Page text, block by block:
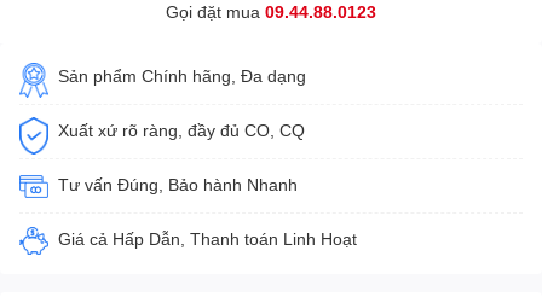
Gọi đặt mua 09.44.88.0123
Sản phẩm Chính hãng, Đa dạng
Xuất xứ rõ ràng, đầy đủ CO, CQ
Tư vấn Đúng, Bảo hành Nhanh
Giá cả Hấp Dẫn, Thanh toán Linh Hoạt